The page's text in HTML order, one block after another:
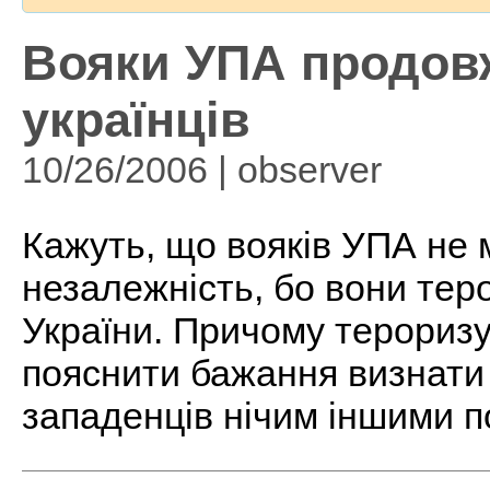
Вояки УПА
українців
10/26/2006 | observer
Кажуть, що вояків УПА не
незалежність, бо вони
України. Причому
пояснити бажання
западенців нічим іншими